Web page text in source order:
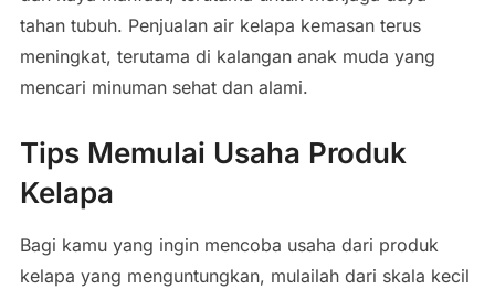
tahan tubuh. Penjualan air kelapa kemasan terus
meningkat, terutama di kalangan anak muda yang
mencari minuman sehat dan alami.
Tips Memulai Usaha Produk
Kelapa
Bagi kamu yang ingin mencoba usaha dari produk
kelapa yang menguntungkan, mulailah dari skala kecil